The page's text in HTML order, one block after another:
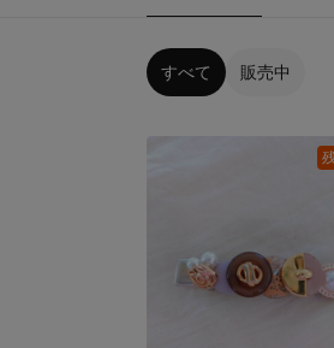
すべて 販売中